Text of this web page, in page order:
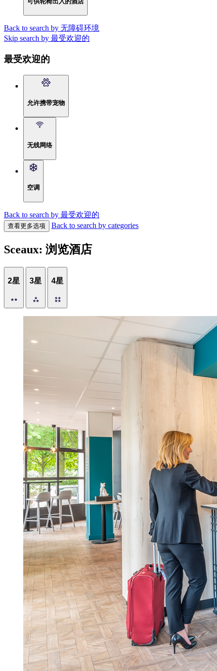
Back to search by 无障碍环境
Skip search by 最受欢迎的
最受欢迎的
允许携带宠物
无线网络
空调
Back to search by 最受欢迎的
查看更多选项 Back to search by categories
Sceaux: 浏览酒店
2星 3星 4星